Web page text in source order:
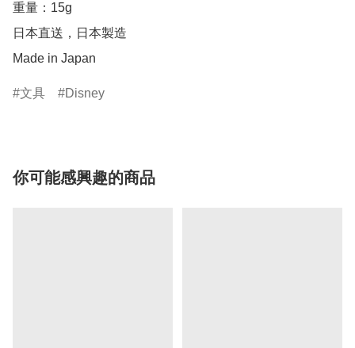
重量：15g
日本直送，日本製造
Made in Japan
文具 Disney
你可能感興趣的商品